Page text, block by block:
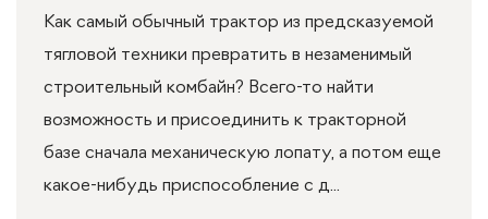
Как самый обычный трактор из предсказуемой
тягловой техники превратить в незаменимый
строительный комбайн? Всего-то найти
возможность и присоединить к тракторной
базе сначала механическую лопату, а потом еще
какое-нибудь приспособление с д...